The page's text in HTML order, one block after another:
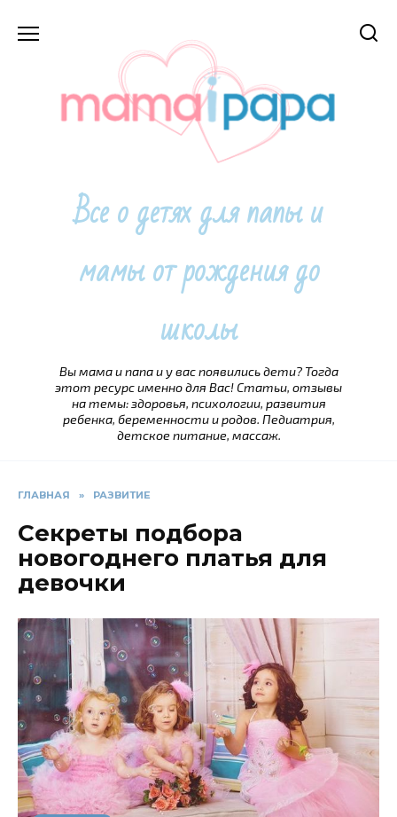
Все о детях для папы и
мамы от рождения до
школы
Вы мама и папа и у вас появились дети? Тогда
этот ресурс именно для Вас! Статьи, отзывы
на темы: здоровья, психологии, развития
ребенка, беременности и родов. Педиатрия,
детское питание, массаж.
ГЛАВНАЯ » РАЗВИТИЕ
Секреты подбора
новогоднего платья для
девочки